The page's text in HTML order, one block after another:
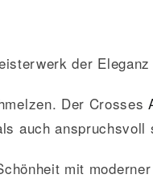
der Eleganz
Der Crosses
auch anspruchsvoll
mit